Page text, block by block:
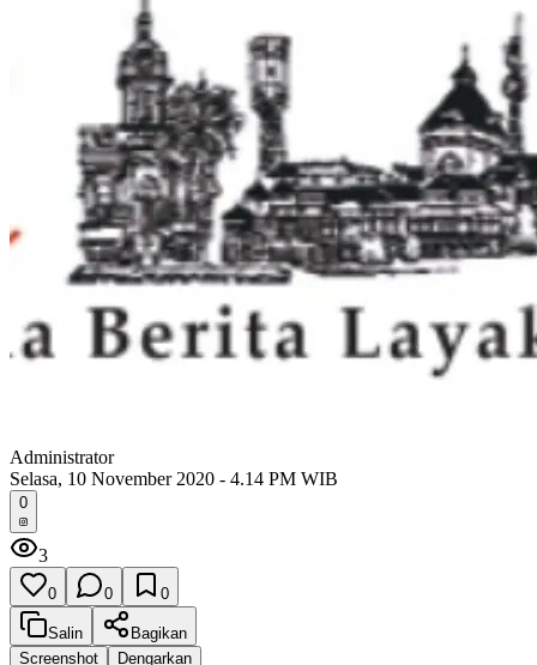
Administrator
Selasa, 10 November 2020 - 4.14 PM WIB
0
3
0 0 0
Salin
Bagikan
Screenshot
Dengarkan